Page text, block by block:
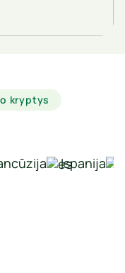
kryptys
Ispanija